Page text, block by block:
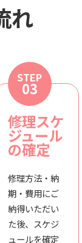
れ
STEP
03
修理スケ
ジュール
の確定
修理方法・納
期・費用にご
納得いただい
た後、スケジ
ュールを確定